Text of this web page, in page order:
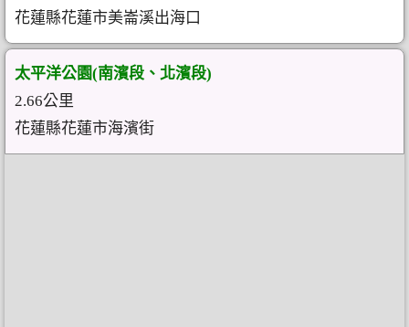
花蓮縣花蓮市美崙溪出海口
太平洋公園(南濱段、北濱段)
2.66公里
花蓮縣花蓮市海濱街